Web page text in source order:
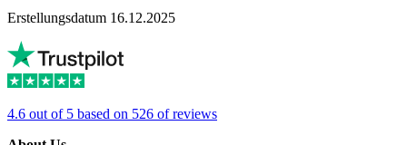
Erstellungsdatum 16.12.2025
4.6 out of 5 based on 526 of reviews